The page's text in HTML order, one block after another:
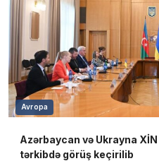
Avropa
Azərbaycan və Ukrayna
tərkibdə görüş keçirilib